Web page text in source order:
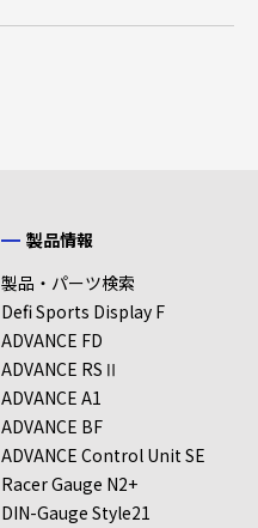
製品情報
製品・パーツ検索
Defi Sports Display F
ADVANCE FD
ADVANCE RSⅡ
ADVANCE A1
ADVANCE BF
ADVANCE Control Unit SE
Racer Gauge N2+
DIN-Gauge Style21